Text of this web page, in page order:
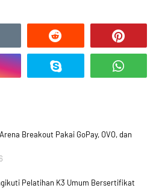
Breakout Pakai GoPay, OVO, dan
Pelatihan K3 Umum Bersertifikat